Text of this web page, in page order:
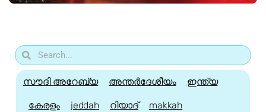
സൗദി അറേബ്യ അന്തർദേശീയം ഇന്ത്യ
കേരളം jeddah റിയാദ് makkah